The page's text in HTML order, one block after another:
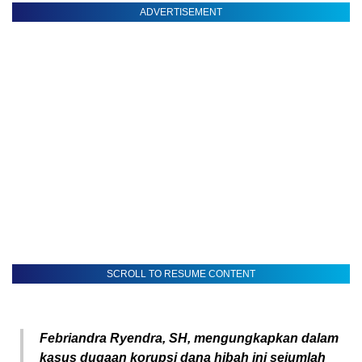
ADVERTISEMENT
SCROLL TO RESUME CONTENT
Febriandra Ryendra, SH, mengungkapkan dalam
kasus dugaan korupsi dana hibah ini sejumlah